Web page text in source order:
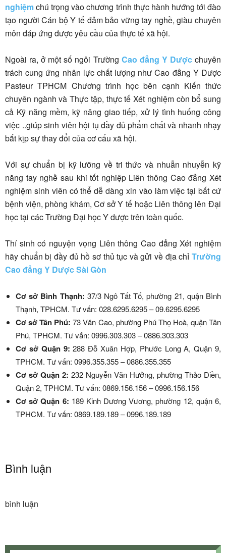
nghiệmchú trọng vào chương trình thực hành hướng tới đào
tạo người Cán bộ Y tế đảm bảo vững tay nghề, giàu chuyên
môn đáp ứng được yêu cầu của thực tế xã hội.
Ngoài ra, ở một số ngôi Trường Cao đẳng Y Dược chuyên
trách cung ứng nhân lực chất lượng như Cao đẳng Y Dược
Pasteur TPHCM Chương trình học bên cạnh Kiến thức
chuyên ngành và Thực tập, thực tế Xét nghiệm còn bổ sung
cả Kỹ năng mềm, kỹ năng giao tiếp, xử lý tình huống công
việc ..giúp sinh viên hội tụ đầy đủ phẩm chất và nhanh nhạy
bắt kịp sự thay đổi của cơ cấu xã hội.
Với sự chuẩn bị kỹ lưỡng về tri thức và nhuẫn nhuyễn kỹ
năng tay nghề sau khi tốt nghiệp Liên thông Cao đẳng Xét
nghiệm sinh viên có thể dễ dàng xin vào làm việc tại bất cứ
bệnh viện, phòng khám, Cơ sở Y tế hoặc Liên thông lên Đại
học tại các Trường Đại học Y dược trên toàn quốc.
Thí sinh có nguyện vọng Liên thông Cao đẳng Xét nghiệm
hãy chuẩn bị đầy đủ hồ sơ thủ tục và gửi về địa chỉ Trường
Cao đẳng Y Dược Sài Gòn
Cơ sở Bình Thạnh: 37/3 Ngô Tất Tố, phường 21, quận Bình
Thạnh, TPHCM. Tư vấn: 028.6295.6295 – 09.6295.6295
Cơ sở Tân Phú: 73 Văn Cao, phường Phú Thọ Hoà, quận Tân
Phú, TPHCM. Tư vấn: 0996.303.303 – 0886.303.303
Cơ sở Quận 9: 288 Đỗ Xuân Hợp, Phước Long A, Quận 9,
TPHCM. Tư vấn: 0996.355.355 – 0886.355.355
Cơ sở Quận 2: 232 Nguyễn Văn Hưởng, phường Thảo Điền,
Quận 2, TPHCM. Tư vấn: 0869.156.156 – 0996.156.156
Cơ sở Quận 6: 189 Kinh Dương Vương, phường 12, quận 6,
TPHCM. Tư vấn: 0869.189.189 – 0996.189.189
Bình luận
bình luận